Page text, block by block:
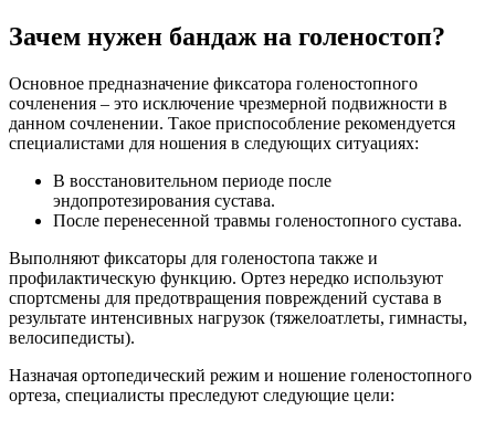
Зачем нужен бандаж на голеностоп?
Основное предназначение фиксатора голеностопного
сочленения – это исключение чрезмерной подвижности в
данном сочленении. Такое приспособление рекомендуется
специалистами для ношения в следующих ситуациях:
В восстановительном периоде после
эндопротезирования сустава.
После перенесенной травмы голеностопного сустава.
Выполняют фиксаторы для голеностопа также и
профилактическую функцию. Ортез нередко используют
спортсмены для предотвращения повреждений сустава в
результате интенсивных нагрузок (тяжелоатлеты, гимнасты,
велосипедисты).
Назначая ортопедический режим и ношение голеностопного
ортеза, специалисты преследуют следующие цели: